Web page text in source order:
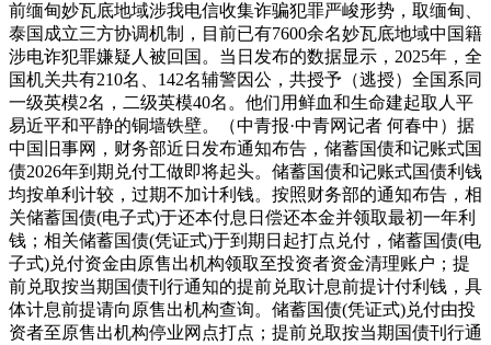
前缅甸妙瓦底地域涉我电信收集诈骗犯罪严峻形势，取缅甸、
泰国成立三方协调机制，目前已有7600余名妙瓦底地域中国籍
涉电诈犯罪嫌疑人被回国。当日发布的数据显示，2025年，全
国机关共有210名、142名辅警因公，共授予（逃授）全国系同
一级英模2名，二级英模40名。他们用鲜血和生命建起取人平
易近平和平静的铜墙铁壁。（中青报·中青网记者 何春中）据
中国旧事网，财务部近日发布通知布告，储蓄国债和记账式国
债2026年到期兑付工做即将起头。储蓄国债和记账式国债利钱
均按单利计较，过期不加计利钱。按照财务部的通知布告，相
关储蓄国债(电子式)于还本付息日偿还本金并领取最初一年利
钱；相关储蓄国债(凭证式)于到期日起打点兑付，储蓄国债(电
子式)兑付资金由原售出机构领取至投资者资金清理账户；提
前兑取按当期国债刊行通知的提前兑取计息前提计付利钱，具
体计息前提请向原售出机构查询。储蓄国债(凭证式)兑付由投
资者至原售出机构停业网点打点；提前兑取按当期国债刊行通